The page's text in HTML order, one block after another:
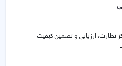
ارزیابی و تضمین کیفیت